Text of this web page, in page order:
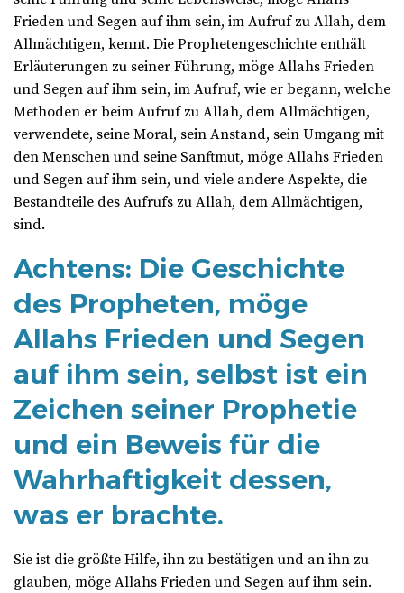
Frieden und Segen auf ihm sein, im Aufruf zu Allah, dem
Allmächtigen, kennt. Die Prophetengeschichte enthält
Erläuterungen zu seiner Führung, möge Allahs Frieden
und Segen auf ihm sein, im Aufruf, wie er begann, welche
Methoden er beim Aufruf zu Allah, dem Allmächtigen,
verwendete, seine Moral, sein Anstand, sein Umgang mit
den Menschen und seine Sanftmut, möge Allahs Frieden
und Segen auf ihm sein, und viele andere Aspekte, die
Bestandteile des Aufrufs zu Allah, dem Allmächtigen,
sind.
Achtens: Die Geschichte
des Propheten, möge
Allahs Frieden und Segen
auf ihm sein, selbst ist ein
Zeichen seiner Prophetie
und ein Beweis für die
Wahrhaftigkeit dessen,
was er brachte.
Sie ist die größte Hilfe, ihn zu bestätigen und an ihn zu
glauben, möge Allahs Frieden und Segen auf ihm sein.